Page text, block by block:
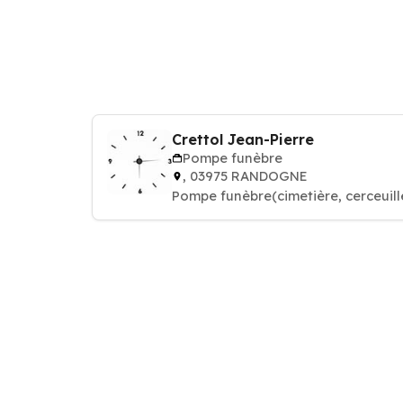
Crettol Jean-Pierre
Pompe funèbre
, 03975 RANDOGNE
Pompe funèbre(cimetière,